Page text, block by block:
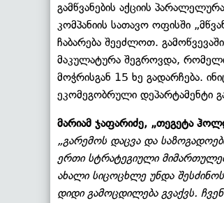
გამწვანების აქციის
კომპანიის სათავო ოფისში
ჩაბარება შეეძლოთ.
მაკულატურა შეგროვდა,
მოჭრისგან 15 ხე გადარჩება.
ეკომეგობრული დეპარტამენტი
მარიამ ჯაფარიძე, „თეგეტა
„გარემოს დაცვა და
ერთი სტრატეგიული
ახალი სიცოცხლე უნდა
დიდი გამოცდილება გვაქვს.